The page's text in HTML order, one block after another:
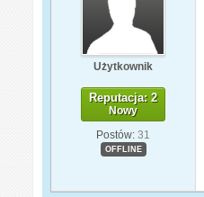
Użytkownik
Reputacja: 2
Nowy
Postów: 31
OFFLINE